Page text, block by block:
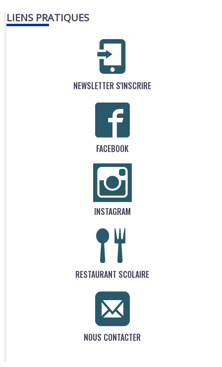
LIENS PRATIQUES
NEWSLETTER S'INSCRIRE
FACEBOOK
INSTAGRAM
RESTAURANT SCOLAIRE
NOUS CONTACTER